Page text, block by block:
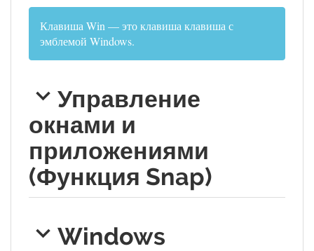
Клавиша Win — это клавиша клавиша с
эмблемой Windows.
Управление
окнами и
приложениями
(Функция Snap)
Windows